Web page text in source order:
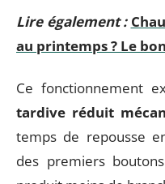
Lire également :
au printemps ? Le
Ce fonctionnement
tardive réduit
temps de repousse
des premiers